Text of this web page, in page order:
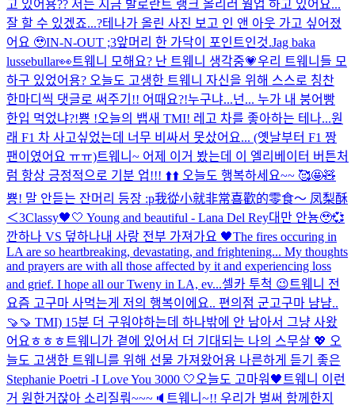
고 있어용?? 저는 지금 발로란트 랭크 올리러 웜업 하고 있어요...
잘 할 수 있겠죠...?테나가 올린 사진 보고 인 앤 아웃 가고 싶어졌
어요 🥹IN-N-OUT ;3앞머리 한 가닥이 포인트인것.Jag baka
lussebullar👀트웨니 모해요? 난 트웨니 생각중💗우리 트웨니들 모
하구 있었어용? 오늘도 고생한 트웨니 자신을 위해 스스로 칭찬
한마디씩 댓글로 써주기!! 어때요?!누구냐...넌... 누가 내 붕어빵
한입 먹었냐?!뿅 !오늘의 뱁새 TMI! 레고 차를 좋아하는 테나...원
래 F1 차 사고싶었는데 너무 비싸서 못샀어요... (옛날부터 F1 짱
팬이였어요 ㅠㅠ)트웨니~ 어제 이거 봤는데 이 엘리베이터 버튼처
럼 항상 긍정적으로 기분 업!!! ⬆️⬆️ 오늘도 행복하세요~~ 🥰🤩🧸
뿅! 말 안듣는 잔머리 등장 :p我從小就非常喜歡的零食～ 凤梨酥
＜3Classy🖤🤍 Young and beautiful - Lana Del Rey대만 안뇽🥹💞
깐하나 VS 덮하나내 사랑 전부 가져가요 🖤The fires occuring in
LA are so heartbreaking, devastating, and frightening... My thoughts
and prayers are with all those affected by it and experiencing loss
and grief. I hope all our Tweny in LA, ev...셀카 투척 😉트웨니 전
요즘 고구마 사먹는게 저의 행복이에요.. 편의점 군고구마 냠냠..
🍠🍠 TMI) 15분 더 구워야하는데 하나밖에 안 남아서 그냥 사왔
어요ㅎㅎㅎ 트웨니가 곁에 있어서 더 기대되는 나의 스무살 💖 오
늘도 고생한 트웨니를 위해 선물 가져왔어용 나른하게 듣기 좋은
Stephanie Poetri -I Love You 3000 🤍 오늘도 고마워🖤 트웨니 이런
거 원한거잖아 소리질뤄~~~🔈 트웨니~!! 우리가 벌써 함께한지